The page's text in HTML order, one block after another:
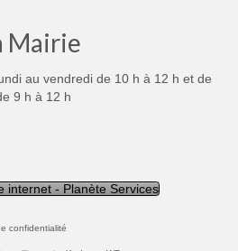
Mairie
au vendredi de 10 h à 12 h et de
9 h à 12 h
internet - Planète Services
confidentialité